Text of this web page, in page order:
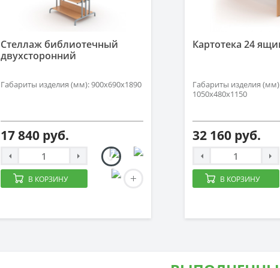
Стеллаж библиотечный
двухсторонний
Габариты изделия (мм): 900х690х1890
17 840 руб.
В КОРЗИНУ
Картотека 24
Габариты изделия
1050х480х1150
32 160 руб.
В КОРЗИНУ